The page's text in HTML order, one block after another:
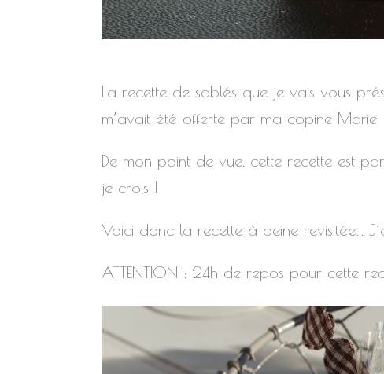
La recette de sablés que je vais vous
m’avait été offerte par ma copine Marie !
De mon point de vue, cette recette est
je crois !
Voici donc la recette à peine revisitée…
ATTENTION : 24h de repos pour cette